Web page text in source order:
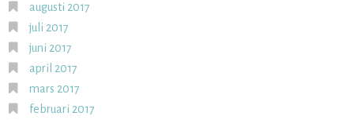
augusti 2017
juli 2017
juni 2017
april 2017
mars 2017
februari 2017